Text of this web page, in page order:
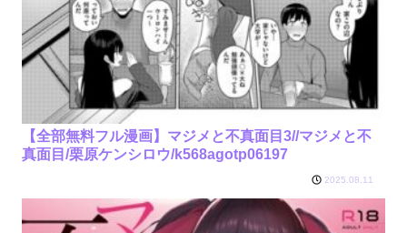
【全部無料フル漫画】マジメと不真面目3//マジメと不
真面目/栗原ケンシロウ/k568agotp06197
2025.08.11